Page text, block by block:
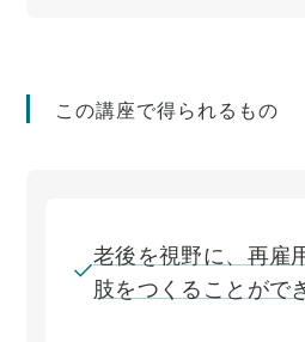
この講座で得られるもの
老後を視野に、再雇
肢をつくることがで